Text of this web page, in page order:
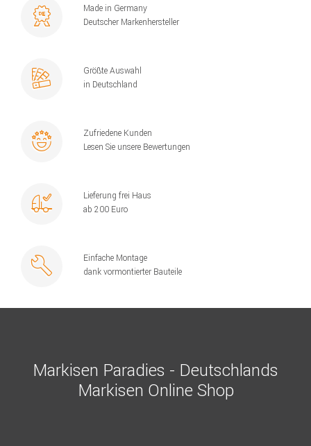
Made in Germany
Deutscher Markenhersteller
Größte Auswahl
in Deutschland
Zufriedene Kunden
Lesen Sie unsere Bewertungen
Lieferung frei Haus
ab 200 Euro
Einfache Montage
dank vormontierter Bauteile
Markisen Paradies - Deutschlands
Markisen Online Shop